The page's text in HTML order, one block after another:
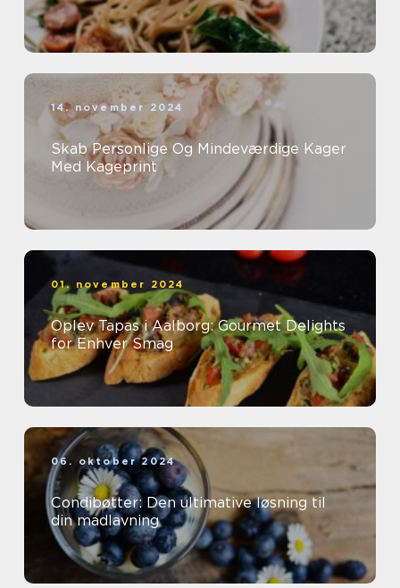
14. november 2024
Skab Personlige Og Mindeværdige Kager
Med Kageprint
01. november 2024
Oplev Tapas i Aalborg: Gourmet Delights
for Enhver Smag
06. oktober 2024
Condibøtter: Den ultimative løsning til
din madlavning